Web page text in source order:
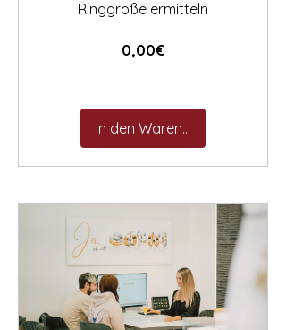
Ringgröße ermitteln
0,00€Preis
In den Warenkorb